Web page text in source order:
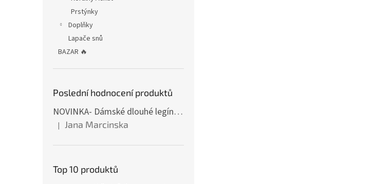
Prstýnky
Doplňky
Lapače snů
BAZAR 🔥
Poslední hodnocení produktů
NOVINKA- Dámské dlouhé legíny s tulipány
Hodnocení produktu je 5 z 5 hvězdiček.
| Jana Marcinska
Top 10 produktů